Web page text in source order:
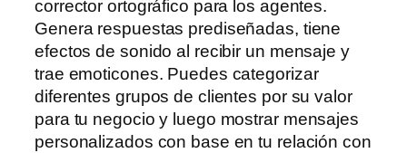
corrector ortográfico para los agentes.
Genera respuestas prediseñadas, tiene
efectos de sonido al recibir un mensaje y
trae emoticones. Puedes categorizar
diferentes grupos de clientes por su valor
para tu negocio y luego mostrar mensajes
personalizados con base ​​en tu relación con